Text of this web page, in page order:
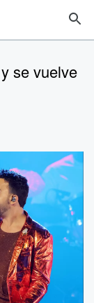
se vuelve